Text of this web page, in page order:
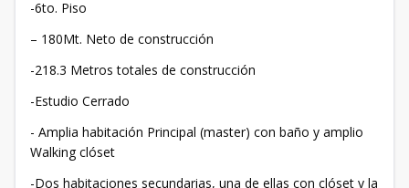
-6to. Piso
– 180Mt. Neto de construcción
-218.3 Metros totales de construcción
-Estudio Cerrado
- Amplia habitación Principal (master) con baño y amplio
Walking clóset
-Dos habitaciones secundarias, una de ellas con clóset y la